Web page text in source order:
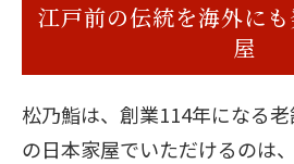
江戸前の伝統を海外に
屋
松乃鮨は、創業114年になる
の日本家屋でいただけるのは